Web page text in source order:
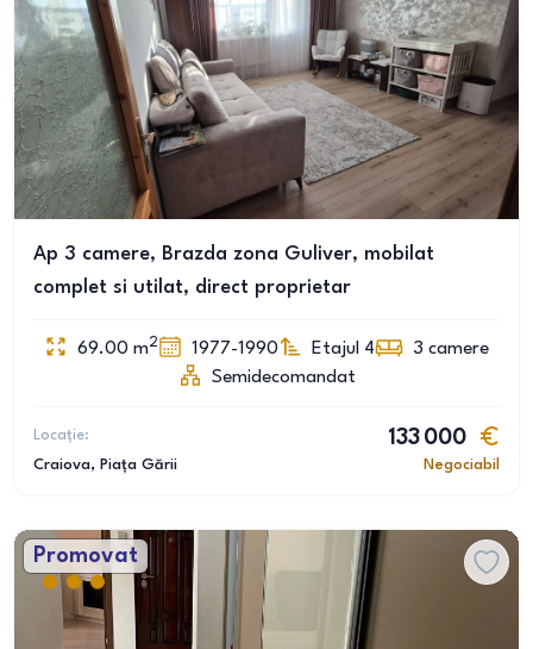
Ap 3 camere, Brazda zona Guliver, mobilat
complet si utilat, direct proprietar
69.00 m2 1977-1990 Etajul 4 3 camere
Semidecomandat
Locație:
Craiova, Piața Gării
133 000
Negociabil
Promovat